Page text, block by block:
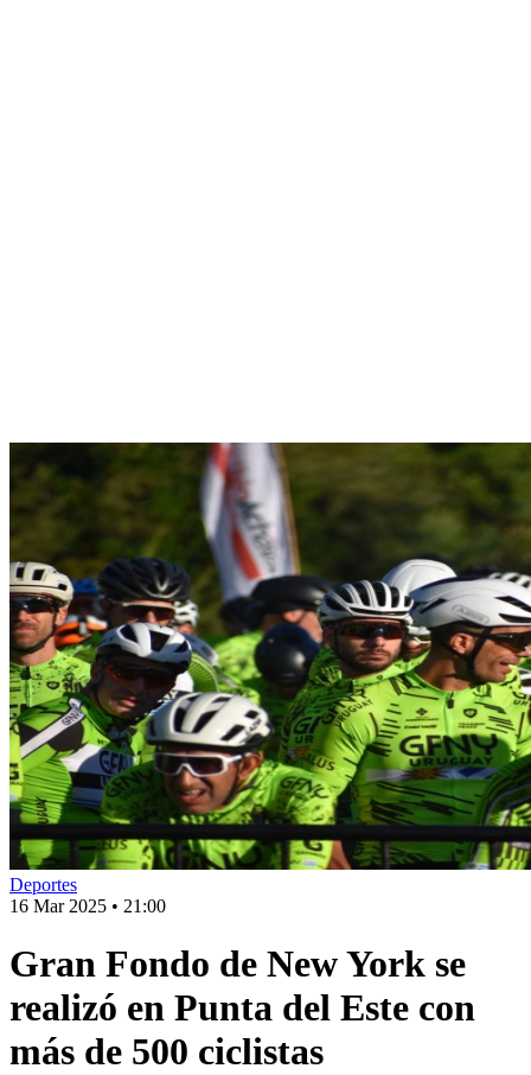
Deportes
16 Mar 2025 • 21:00
Gran Fondo de New York se
realizó en Punta del Este con
más de 500 ciclistas